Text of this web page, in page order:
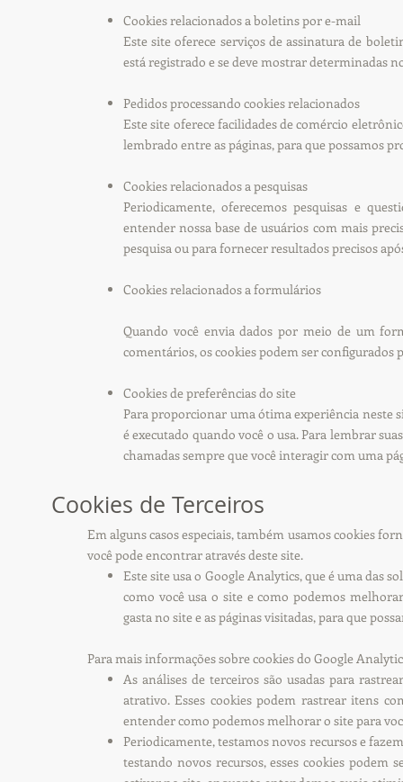
Cookies relacionados a boletins por e-mail
Este site oferece serviços de assinatura de
está registrado e se deve mostrar determinadas
Pedidos processando cookies relacionados
Este site oferece facilidades de comércio
lembrado entre as páginas, para que possamos
Cookies relacionados a pesquisas
Periodicamente, oferecemos pesquisas e
entender nossa base de usuários com mais
pesquisa ou para fornecer resultados precisos
Cookies relacionados a formulários
Quando você envia dados por meio de um
comentários, os cookies podem ser
Cookies de preferências do site
Para proporcionar uma ótima experiência neste
é executado quando você o usa. Para lembrar
chamadas sempre que você interagir com uma
Cookies de Terceiros
Em alguns casos especiais, também usamos cookies
você pode encontrar através deste site.
Este site usa o Google Analytics, que é uma das
como você usa o site e como podemos
gasta no site e as páginas visitadas, para que
Para mais informações sobre cookies do Google
As análises de terceiros são usadas para
atrativo. Esses cookies podem rastrear itens
entender como podemos melhorar o site para
Periodicamente, testamos novos recursos e
testando novos recursos, esses cookies podem